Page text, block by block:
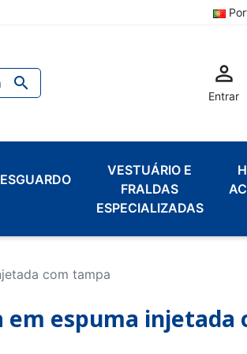
 
Entrar
VESTUÁRIO E
FRALDAS
ESPECIALIZADAS
com tampa
em espuma injetada